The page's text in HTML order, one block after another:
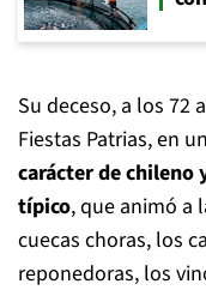
Su deceso, a los 72
Fiestas Patrias, en
carácter de chileno
típico, que animó a
cuecas choras, los
reponedoras, los